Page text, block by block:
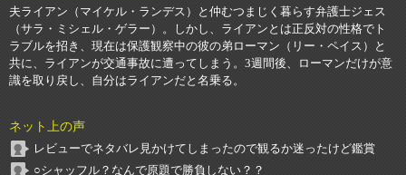
夫ライアン（マイケル・ランデス）と仲むつまじく暮らす弁護士ジェス
（サラ・ミシェル・ゲラー）。しかし、ライアンとは正反対の性格でト
ラブルを招き、現在は保護観察中の彼の弟ローマン（リー・ペイス）と
共に、ライアンが交通事故に遭ってしまう。3週間後、ローマンだけが意
識を取り戻し、自分はライアンだと名乗る。
ネット上の声
レビューでネタバレ見かけてしまったので観るか迷ったけど鑑賞
○シャッフル？なんで原題で勝負しない？？